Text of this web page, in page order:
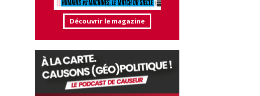
Découvrir le magazine